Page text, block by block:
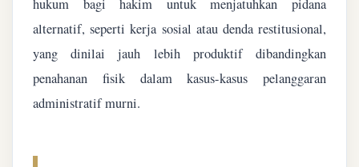
hukum bagi hakim untuk menjatuhkan pidana
alternatif, seperti kerja sosial atau denda restitusional,
yang dinilai jauh lebih produktif dibandingkan
penahanan fisik dalam kasus-kasus pelanggaran
administratif murni.